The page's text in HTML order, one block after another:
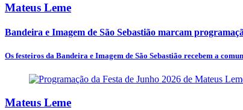
Mateus Leme
Bandeira e Imagem de São Sebastião marcam
Os festeiros da Bandeira e Imagem de São Sebastião recebem a
Mateus Leme